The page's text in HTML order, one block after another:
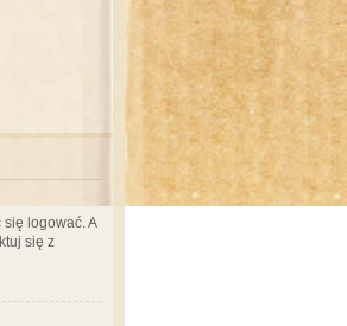
logować. A
się z